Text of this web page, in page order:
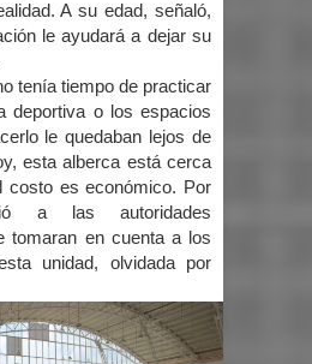
A su edad, señaló,
le ayudará a dejar su
tenía tiempo de practicar
deportiva o los espacios
le quedaban lejos de
esta alberca está cerca
es económico. Por
a las autoridades
tomaran en cuenta a los
unidad, olvidada por